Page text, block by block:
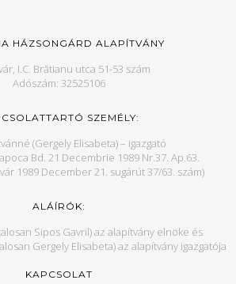
HÁZSONGÁRD ALAPÍTVÁNY
I.C. Brătianu utca 51-53 szám
Adószám: 32525106
SZEMÉLY:
(Gergely Elisabeta) – igazgató
Bd. 21 Decembrie 1989 Nr.37. Ap.63.
1989 December 21. sugárút 37/63. szám)
ALÁÍRÓK:
Sipos Gavril) az alapítvány elnöke és
Gergely Elisabeta) az alapítvány igazgatója
KAPCSOLAT